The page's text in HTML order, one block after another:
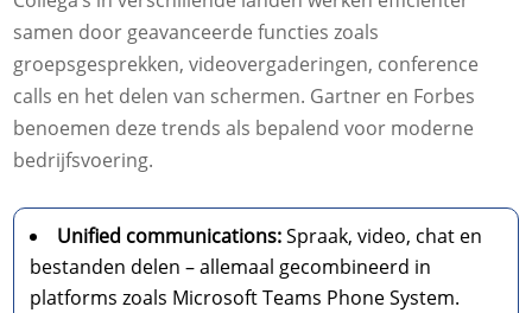
samen door geavanceerde functies zoals
groepsgesprekken, videovergaderingen, conference
calls en het delen van schermen. Gartner en Forbes
benoemen deze trends als bepalend voor moderne
bedrijfsvoering.
Unified communications:Spraak, video, chat en
bestanden delen – allemaal gecombineerd in
platforms zoals Microsoft Teams Phone System.